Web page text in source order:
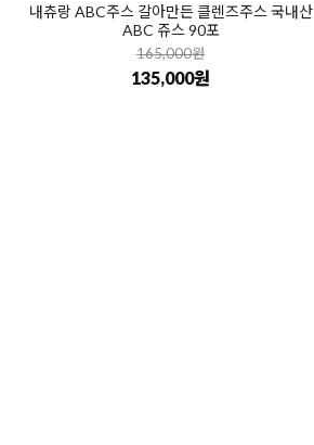
내츄랑 ABC주스 갈아만든 클렌즈주스 국내산
ABC 쥬스 90포
165,000원
135,000원